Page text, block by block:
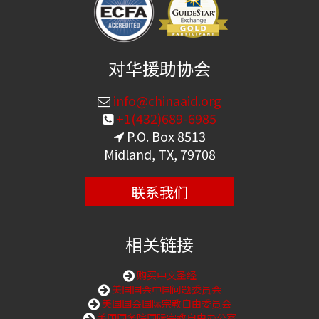
对华援助协会
info@chinaaid.org
+1(432)689-6985
P.O. Box 8513
Midland, TX, 79708
联系我们
相关链接
购买中文圣经
美国国会中国问题委员会
美国国会国际宗教自由委员会